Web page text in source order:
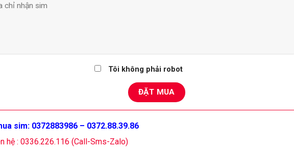
Tôi không phải robot
sim: 0372883986 – 0372.88.39.86
hệ : 0336.226.116 (Call-Sms-Zalo)